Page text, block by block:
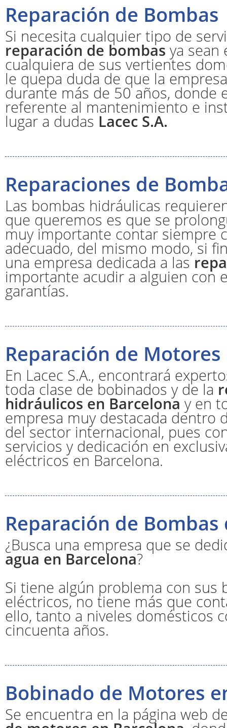
Reparación de Bombas
Si necesita cualquier tipo de
reparación de bombas ya sean
cualquiera de sus vertientes
le quepa duda de que la
durante más de 50 años,
referente al mantenimiento e
lugar a dudas Lacec S.A.
Reparaciones de
Las bombas hidráulicas
que queremos es que se
muy importante contar siempre
adecuado, del mismo modo, si
una empresa dedicada a las
importante acudir a alguien con
garantías.
Reparación de
En Lacec S.A., encontrará
toda clase de bobinados y de la
hidráulicos en Barcelona y en
empresa muy destacada dentro
del sector internacional, pues
servicios y dedicación en
eléctricos en Barcelona.
Reparación de
¿Busca una empresa que se
agua en Barcelona?
Si tiene algún problema con
eléctricos, no tiene más que
ello, tanto a niveles domésticos
cincuenta años.
Bobinado de Motores
Se encuentra en la página web